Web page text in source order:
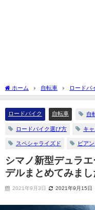
ホーム 自転車 ロードバ
搭載モデルまとめてみました☆
ロードバイク 自転車 自
ロードバイク選び方 キ
スペシャライズド ビア
シマノ新型デュラ
デルまとめてみま
2021年9月3日 2021年9月15日